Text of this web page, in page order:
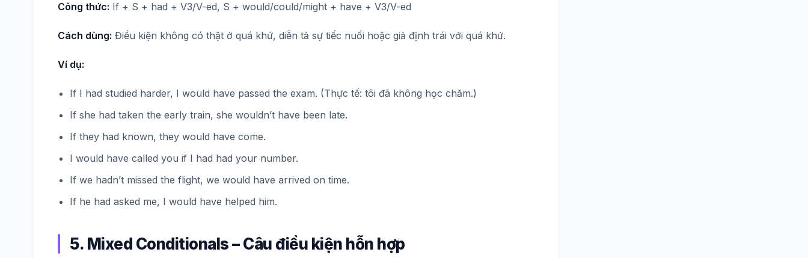
Công thức: If + S + had + V3/V-ed, S + would/could/might + have + V3/V-ed
Cách dùng: Điều kiện không có thật ở quá khứ, diễn tả sự tiếc nuối hoặc giả định trái với quá khứ.
Ví dụ:
If I had studied harder, I would have passed the exam. (Thực tế: tôi đã không học chăm.)
If she had taken the early train, she wouldn’t have been late.
If they had known, they would have come.
I would have called you if I had had your number.
If we hadn’t missed the flight, we would have arrived on time.
If he had asked me, I would have helped him.
5. Mixed Conditionals – Câu điều kiện hỗn hợp